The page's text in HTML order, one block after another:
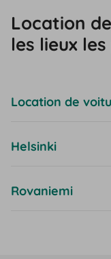
Location
les lieux
Location de
Helsinki
Rovaniemi